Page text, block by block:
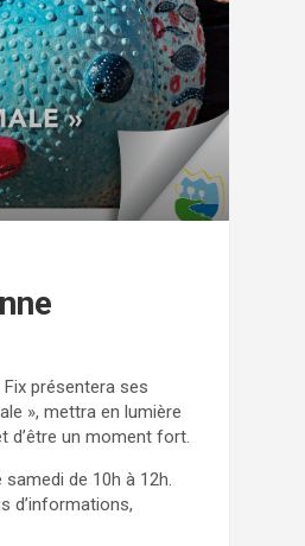
présentera ses
», mettra en lumière
d’être un moment fort.
de 10h à 12h.
d’informations,